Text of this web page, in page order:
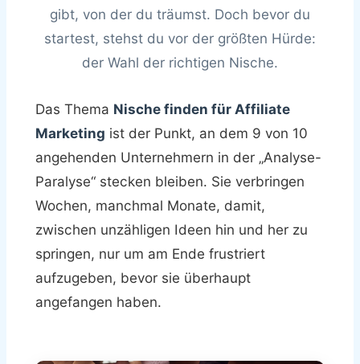
gibt, von der du träumst. Doch bevor du
startest, stehst du vor der größten Hürde:
der Wahl der richtigen Nische.
Das Thema Nische finden für Affiliate
Marketing ist der Punkt, an dem 9 von 10
angehenden Unternehmern in der „Analyse-
Paralyse“ stecken bleiben. Sie verbringen
Wochen, manchmal Monate, damit,
zwischen unzähligen Ideen hin und her zu
springen, nur um am Ende frustriert
aufzugeben, bevor sie überhaupt
angefangen haben.